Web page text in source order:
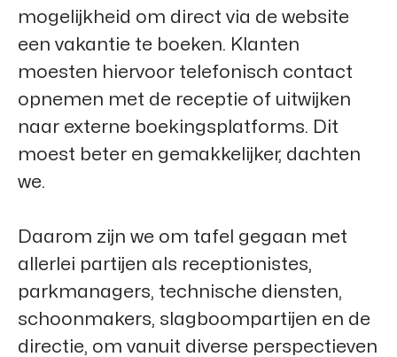
mogelijkheid om direct via de website
een vakantie te boeken. Klanten
moesten hiervoor telefonisch contact
opnemen met de receptie of uitwijken
naar externe boekingsplatforms. Dit
moest beter en gemakkelijker, dachten
we.
Daarom zijn we om tafel gegaan met
allerlei partijen als receptionistes,
parkmanagers, technische diensten,
schoonmakers, slagboompartijen en de
directie, om vanuit diverse perspectieven